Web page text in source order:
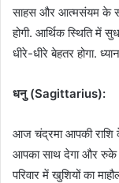
साहस और आत्मसंयम के
होगी. आर्थिक स्थिति में
धीरे-धीरे बेहतर होगा.
धनु (Sagittarius):
आज चंद्रमा आपकी राशि
आपका साथ देगा और रुके
परिवार में खुशियों का